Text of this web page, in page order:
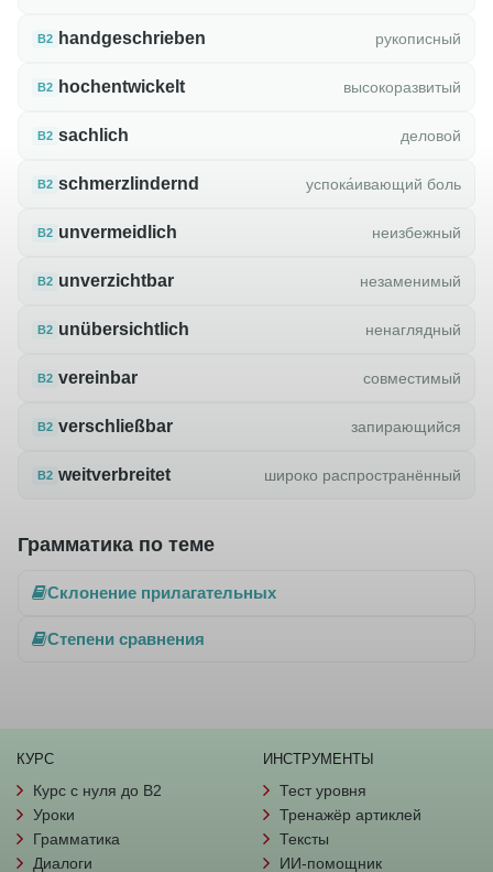
B2 handgeschrieben рукописный
B2 hochentwickelt высокоразвитый
B2 sachlich деловой
B2 schmerzlindernd успока́ивающий боль
B2 unvermeidlich неизбежный
B2 unverzichtbar незаменимый
B2 unübersichtlich ненаглядный
B2 vereinbar совместимый
B2 verschließbar запирающийся
B2 weitverbreitet широко распространённый
Грамматика по теме
Склонение прилагательных
Степени сравнения
КУРС
Курс с нуля до B2
Уроки
Грамматика
Диалоги
ИНСТРУМЕНТЫ
Тест уровня
Тренажёр артиклей
Тексты
ИИ-помощник